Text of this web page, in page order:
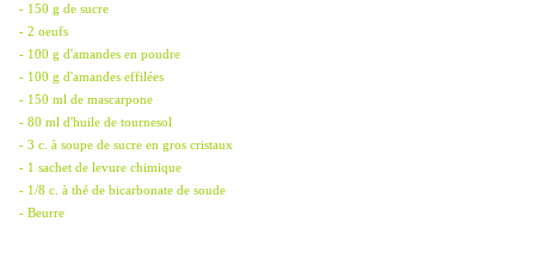
- 150 g de sucre
- 2 oeufs
- 100 g d'amandes en poudre
- 100 g d'amandes effilées
- 150 ml de mascarpone
- 80 ml d'huile de tournesol
- 3 c. à soupe de sucre en gros cristaux
- 1 sachet de levure chimique
- 1/8 c. à thé de bicarbonate de soude
- Beurre